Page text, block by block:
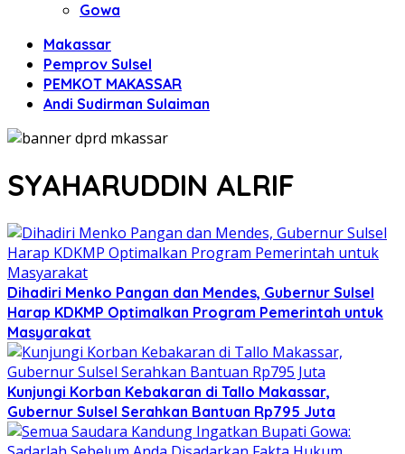
Gowa
Makassar
Pemprov Sulsel
PEMKOT MAKASSAR
Andi Sudirman Sulaiman
SYAHARUDDIN ALRIF
Dihadiri Menko Pangan dan Mendes, Gubernur Sulsel
Harap KDKMP Optimalkan Program Pemerintah untuk
Masyarakat
Kunjungi Korban Kebakaran di Tallo Makassar,
Gubernur Sulsel Serahkan Bantuan Rp795 Juta